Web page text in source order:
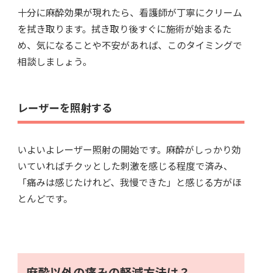
十分に麻酔効果が現れたら、看護師が丁寧にクリーム
を拭き取ります。拭き取り後すぐに施術が始まるた
め、気になることや不安があれば、このタイミングで
相談しましょう。
レーザーを照射する
いよいよレーザー照射の開始です。麻酔がしっかり効
いていればチクッとした刺激を感じる程度で済み、
「痛みは感じたけれど、我慢できた」と感じる方がほ
とんどです。